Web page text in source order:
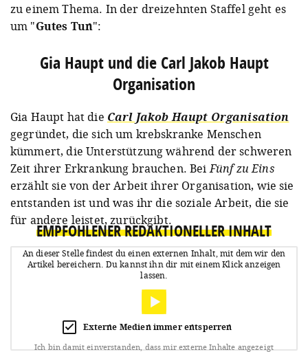
zu einem Thema. In der dreizehnten Staffelgeht es
um "Gutes Tun":
Gia Haupt und die Carl Jakob Haupt
Organisation
Gia Haupt hat die Carl Jakob Haupt Organisation
gegründet, die sich um krebskranke Menschen
kümmert, die Unterstützung während der schweren
Zeit ihrer Erkrankung brauchen. BeiFünf zu Eins
erzählt sie von der Arbeit ihrer Organisation, wie sie
entstanden ist und was ihr die soziale Arbeit, die sie
für andere leistet, zurückgibt.
EMPFOHLENER REDAKTIONELLER INHALT
An dieser Stelle findest du einen externen Inhalt, mit dem wir den
Artikel bereichern. Du kannst ihn dir mit einem Klick anzeigen
lassen.
Externe Medien immer entsperren
Ich bin damit einverstanden, dass mir externe Inhalte angezeigt